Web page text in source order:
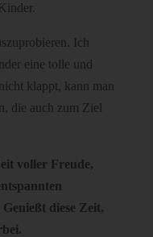
Ich
eine tolle und
klappt, kann man
die auch zum Ziel
voller Freude,
diese Zeit,